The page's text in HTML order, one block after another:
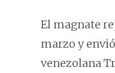
El magnate
marzo y
venezolana